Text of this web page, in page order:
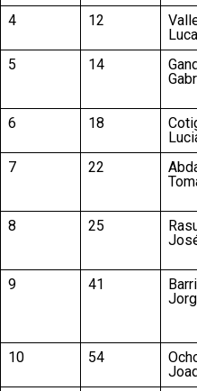
4
12
5
14
6
18
7
22
8
25
9
41
10
54